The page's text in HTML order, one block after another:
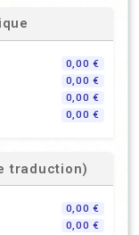
0,00 €
0,00 €
0,00 €
0,00 €
traduction)
0,00 €
0,00 €